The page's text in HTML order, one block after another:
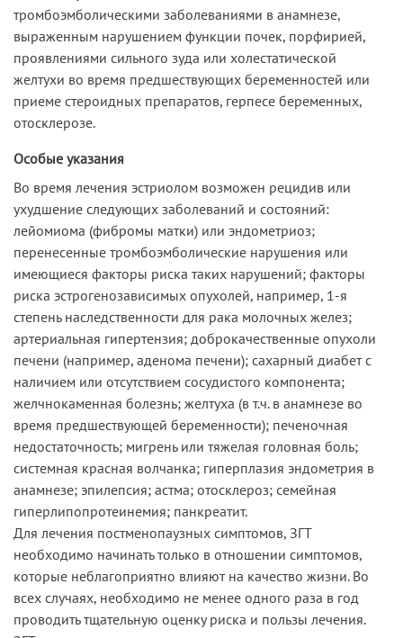
тромбоэмболическими заболеваниями в анамнезе,
выраженным нарушением функции почек, порфирией,
проявлениями сильного зуда или холестатической
желтухи во время предшествующих беременностей или
приеме стероидных препаратов, герпесе беременных,
отосклерозе.
Особые указания
Во время лечения эстриолом возможен рецидив или
ухудшение следующих заболеваний и состояний:
лейомиома (фибромы матки) или эндометриоз;
перенесенные тромбоэмболические нарушения или
имеющиеся факторы риска таких нарушений; факторы
риска эстрогенозависимых опухолей, например, 1-я
степень наследственности для рака молочных желез;
артериальная гипертензия; доброкачественные опухоли
печени (например, аденома печени); сахарный диабет с
наличием или отсутствием сосудистого компонента;
желчнокаменная болезнь; желтуха (в т.ч. в анамнезе во
время предшествующей беременности); печеночная
недостаточность; мигрень или тяжелая головная боль;
системная красная волчанка; гиперплазия эндометрия в
анамнезе; эпилепсия; астма; отосклероз; семейная
гиперлипопротеинемия; панкреатит.
Для лечения постменопаузных симптомов, ЗГТ
необходимо начинать только в отношении симптомов,
которые неблагоприятно влияют на качество жизни. Во
всех случаях, необходимо не менее одного раза в год
проводить тщательную оценку риска и пользы лечения.